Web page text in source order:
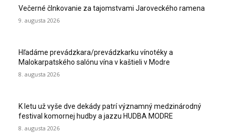
Večerné člnkovanie za tajomstvami Jaroveckého ramena
9. augusta 2026
Hľadáme prevádzkara/prevádzkarku vínotéky a
Malokarpatského salónu vína v kaštieli v Modre
8. augusta 2026
K letu už vyše dve dekády patrí významný medzinárodný
festival komornej hudby a jazzu HUDBA MODRE
8. augusta 2026